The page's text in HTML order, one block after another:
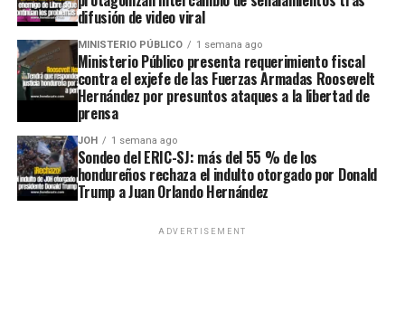
difusión de video viral
MINISTERIO PÚBLICO 1 semana ago
Ministerio Público presenta requerimiento fiscal
contra el exjefe de las Fuerzas Armadas Roosevelt
Hernández por presuntos ataques a la libertad de
prensa
JOH 1 semana ago
Sondeo del ERIC-SJ: más del 55 % de los
hondureños rechaza el indulto otorgado por Donald
Trump a Juan Orlando Hernández
ADVERTISEMENT